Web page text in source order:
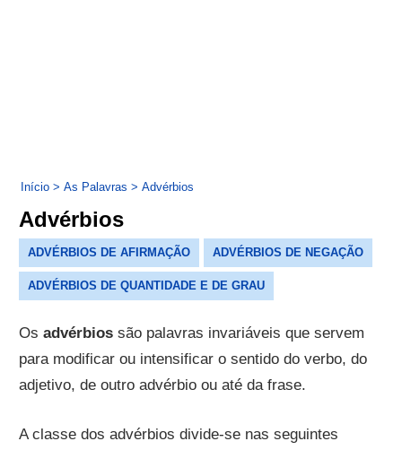
Início > As Palavras > Advérbios
Advérbios
ADVÉRBIOS DE AFIRMAÇÃO ADVÉRBIOS DE NEGAÇÃO
ADVÉRBIOS DE QUANTIDADE E DE GRAU
Osadvérbios são palavras invariáveis que servem
para modificar ou intensificar o sentido do verbo, do
adjetivo, de outro advérbio ou até da frase.
A classe dos advérbios divide-se nas seguintes